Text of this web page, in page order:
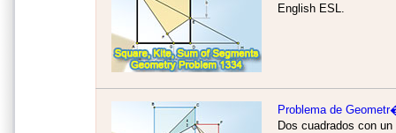
English ESL.
Problema de
Dos cuadrados con